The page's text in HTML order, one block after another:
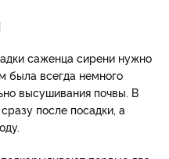
саженца сирени нужно
была всегда немного
высушивания почвы. В
после посадки, а